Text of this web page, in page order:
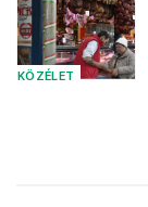
KÖZÉLET